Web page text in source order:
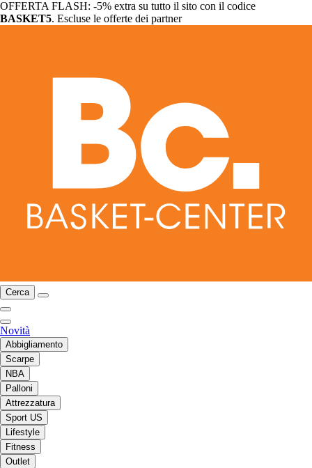
OFFERTA FLASH: -5% extra su tutto il sito con il codice
BASKET5. Escluse le offerte dei partner
Cerca
Novità
Abbigliamento
Scarpe
NBA
Palloni
Attrezzatura
Sport US
Lifestyle
Fitness
Outlet